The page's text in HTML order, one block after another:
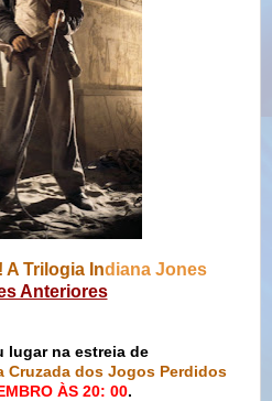
Trilogia Indiana Jones
Anteriores
lugar na estreia de
Cruzada dos Jogos Perdidos
ÀS 20: 00.